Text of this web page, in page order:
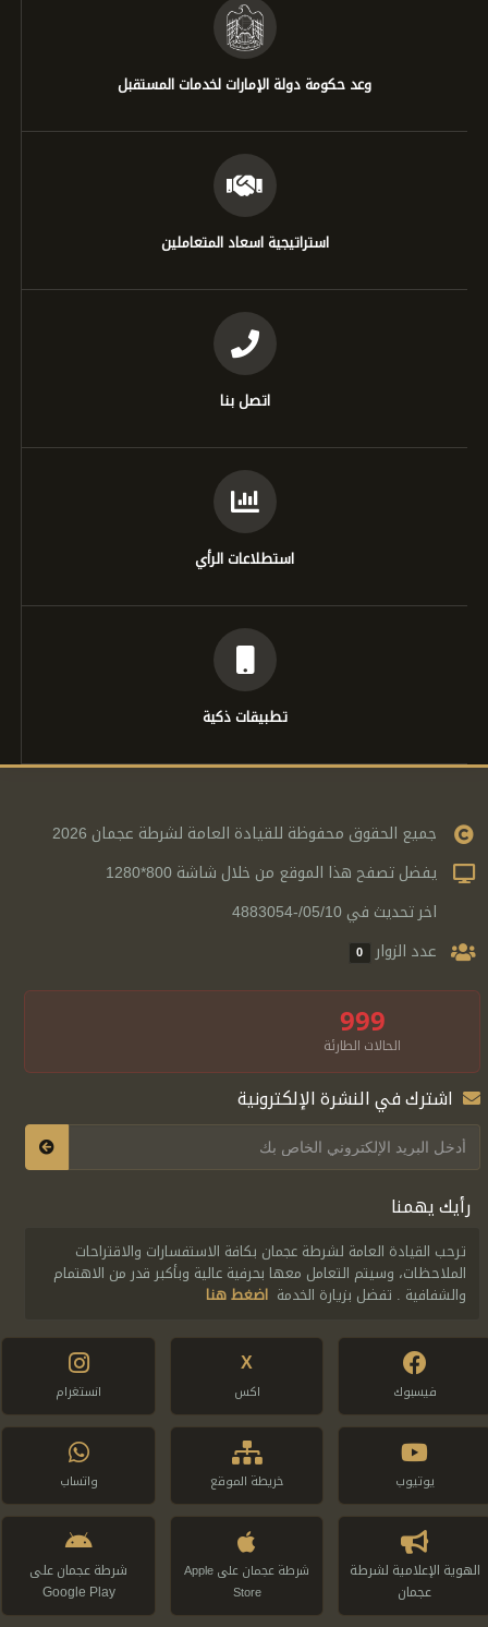
وعد حكومة دولة الإمارات لخدمات المستقبل
استراتيجية اسعاد المتعاملين
اتصل بنا
استطلاعات الرأي
تطبيقات ذكية
جميع الحقوق محفوظة للقيادة العامة لشرطة عجمان 2026
يفضل تصفح هذا الموقع من خلال شاشة 800*1280
اخر تحديث في 05/10/-4883054
عدد الزوار 0
999
الحالات الطارئة
اشترك في النشرة الإلكترونية
رأيك يهمنا
ترحب القيادة العامة لشرطة عجمان بكافة الاستفسارات والاقتراحات
الملاحظات، وسيتم التعامل معها بحرفية عالية وبأكبر قدر من الاهتمام
والشفافية . تفضل بزيارة الخدمة
اضغط هنا
فيسبوك
X
اكس انستغرام
يوتيوب خريطة الموقع واتساب
الهوية الإعلامية لشرطة
عجمان
شرطة عجمان على Apple
Store
شرطة عجمان على
Google Play